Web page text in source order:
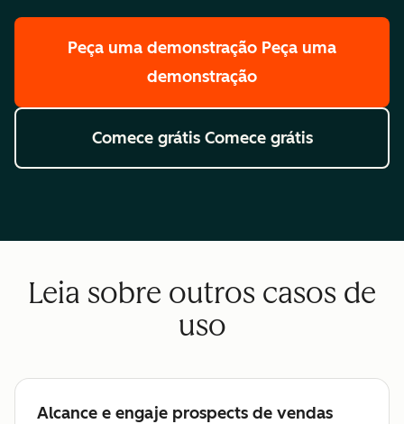
Peça uma demonstração Peça uma
demonstração
Comece grátis Comece grátis
Leia sobre outros casos de
uso
Alcance e engaje prospects de vendas